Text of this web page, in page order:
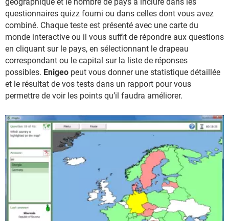
questionnaires quizz fourni ou dans celles dont vous avez
combiné. Chaque teste est présenté avec une carte du
monde interactive ou il vous suffit de répondre aux questions
en cliquant sur le pays, en sélectionnant le drapeau
correspondant ou le capital sur la liste de réponses
possibles. Enigeo peut vous donner une statistique détaillée
et le résultat de vos tests dans un rapport pour vous
permettre de voir les points qu’il faudra améliorer.